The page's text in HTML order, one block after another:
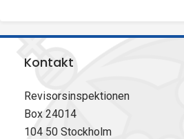
n
Kontakt
Revisorsinspektionen
Box 24014
104 50 Stockholm